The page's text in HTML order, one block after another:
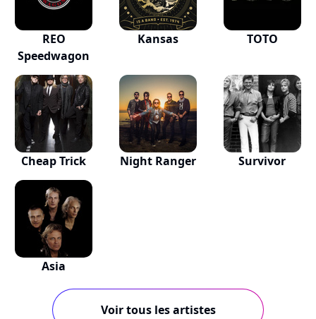
REO
Speedwagon
Kansas TOTO
Cheap Trick Night Ranger Survivor
Asia
Voir tous les artistes